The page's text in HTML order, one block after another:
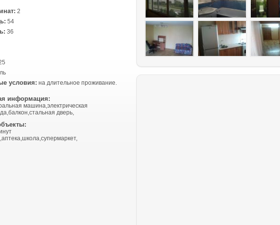
2
54
36
условия: на длительное проживание.
информация:
машина,электрическая
дверь,